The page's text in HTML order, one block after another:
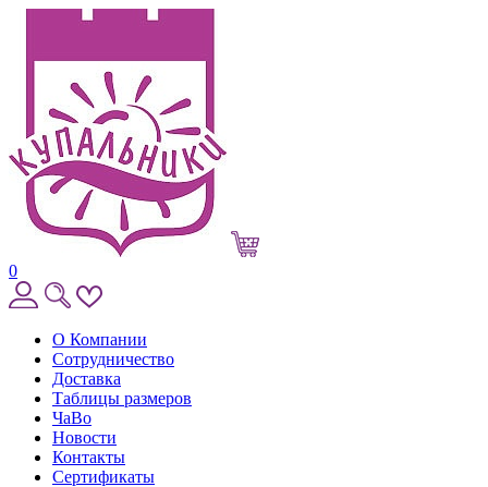
0
О Компании
Сотрудничество
Доставка
Таблицы размеров
ЧаВо
Новости
Контакты
Сертификаты